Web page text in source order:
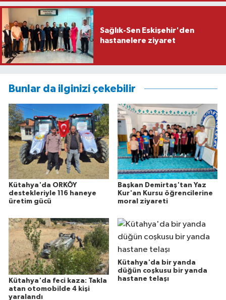
Sağlık-Sen Eskişehir'den
hastanelere ziyaret
Bunlar da ilginizi çekebilir
Kütahya'da ORKÖY
destekleriyle 116 haneye
üretim gücü
Başkan Demirtaş'tan Yaz
Kur'an Kursu öğrencilerine
moral ziyareti
Kütahya'da feci kaza: Takla
atan otomobilde 4 kişi
yaralandı
Kütahya'da bir yanda
düğün coşkusu bir yanda
hastane telaşı